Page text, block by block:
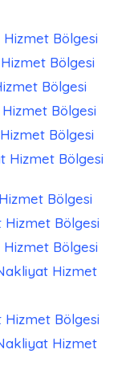
Hizmet Bölgesi
Hizmet Bölgesi
Bölgesi
Hizmet Bölgesi
Hizmet Bölgesi
Hizmet Bölgesi
Hizmet Bölgesi
Hizmet Bölgesi
Hizmet Bölgesi
Hizmet
Hizmet Bölgesi
Hizmet